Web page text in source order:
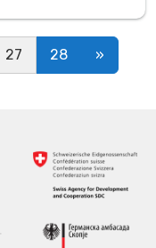
27 28 »